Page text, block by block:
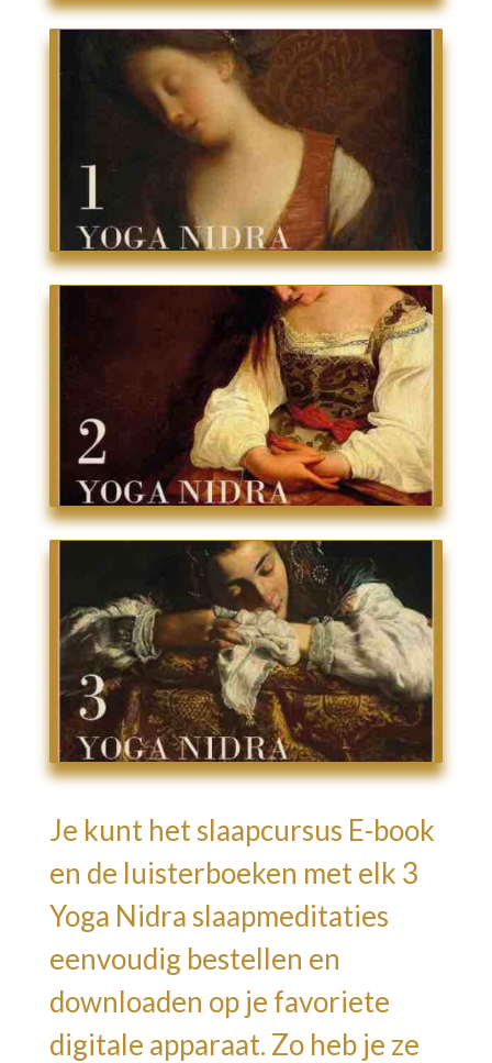
Je kunt het slaapcursus E-book
en de luisterboeken met elk 3
Yoga Nidra slaapmeditaties
eenvoudig bestellen en
downloaden op je favoriete
digitale apparaat. Zo heb je ze